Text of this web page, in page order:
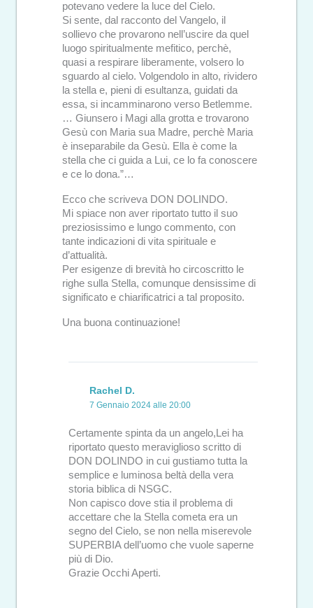
potevano vedere la luce del Cielo.
Si sente, dal racconto del Vangelo, il
sollievo che provarono nell’uscire da quel
luogo spiritualmente mefitico, perchè,
quasi a respirare liberamente, volsero lo
sguardo al cielo. Volgendolo in alto, rividero
la stella e, pieni di esultanza, guidati da
essa, si incamminarono verso Betlemme.
… Giunsero i Magi alla grotta e trovarono
Gesù con Maria sua Madre, perchè Maria
è inseparabile da Gesù. Ella è come la
stella che ci guida a Lui, ce lo fa conoscere
e ce lo dona.”…
Ecco che scriveva DON DOLINDO.
Mi spiace non aver riportato tutto il suo
preziosissimo e lungo commento, con
tante indicazioni di vita spirituale e
d’attualità.
Per esigenze di brevità ho circoscritto le
righe sulla Stella, comunque densissime di
significato e chiarificatrici a tal proposito.
Una buona continuazione!
Rachel D.
7 Gennaio 2024 alle 20:00
Certamente spinta da un angelo,Lei ha
riportato questo meraviglioso scritto di
DON DOLINDO in cui gustiamo tutta la
semplice e luminosa beltà della vera
storia biblica di NSGC.
Non capisco dove stia il problema di
accettare che la Stella cometa era un
segno del Cielo, se non nella miserevole
SUPERBIA dell’uomo che vuole saperne
più di Dio.
Grazie Occhi Aperti.